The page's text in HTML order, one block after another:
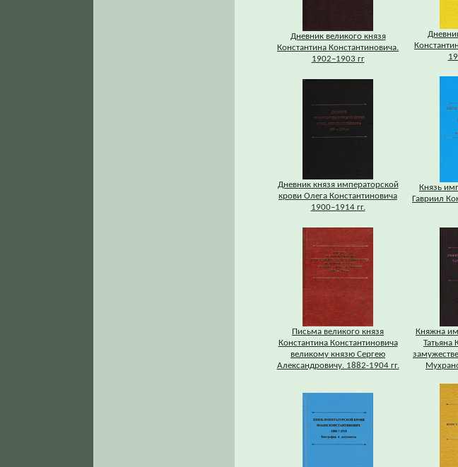
Дневник великого князя
Константина Константиновича.
1902–1903 гг
Дневник князя императорской
крови Олега Константиновича
1900–1914 гг.
Князь
Гавриил
Письма великого князя
Константина Константиновича
великому князю Сергею
Александровичу. 1882-1904 гг.
Княжна
Татьяна